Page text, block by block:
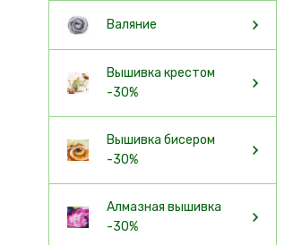
Валяние
Вышивка крестом
-30%
Вышивка бисером
-30%
Алмазная вышивка
-30%